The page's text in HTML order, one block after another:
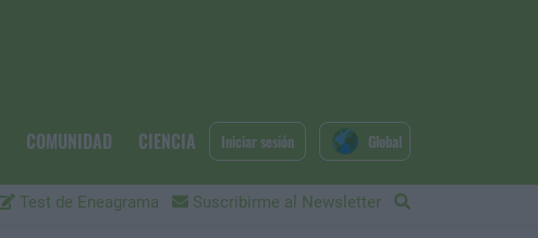
COMUNIDAD CIENCIA
Test de Eneagrama Suscribirme al Newsletter
Iniciar sesión Global